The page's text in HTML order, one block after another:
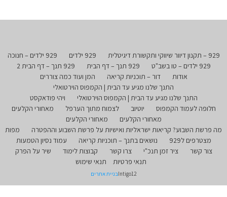
929 – תקנון דיוור שיווקי ותקשורת דיגיטלית 929 ילדים
929 ילדים – חנוכה
929 ילדים – טו בשב"ט
929 תנך – דף הבית
929 תנך – דף הבית 2
אודות
דור – תוכניות קריאה
המן ועוד כמה צוררים
התנך שלנו מגיע עד הבית | הקמפוס הוירטואלי
התנך שלנו מגיע עד הבית | הקמפוס הוירטואלי
ויהי פודאקסט
חלופה לעמוד הקמפוס
יוטיוב לצמוח מתוך הערפל
מאחורי הקלעים
מאחורי הקלעים
מאחורי הקלעים
מה פרשת השבוע? קריאות ישראליות ואישיות על פרשת השבוע וההפטרה
מפות
מצטרפים ל929
נושאים בתנך – תוכניות קריאה
עמוד נסיון הטמעות
צור קשר
ציר זמן תנכ"י צרו קשר קבוצות לימוד
שיר על הפרק
תנאי פרטיות
תנאי שימוש
Intigo12בניית אתרים